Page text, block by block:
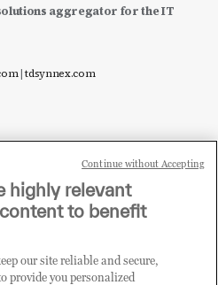
aggregator for the IT
|tdsynnex.com
e desideri acquistare
trattate sul blog?
E DIVENTA
SYNNEX
highly relevant
to benefit
our site reliable and secure,
provide you personalized
Continue without Accepting